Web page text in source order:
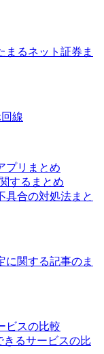
まるネット証券ま
線
プリまとめ
するまとめ
具合の対処法まと
に関する記事のま
ビスの比較
きるサービスの比